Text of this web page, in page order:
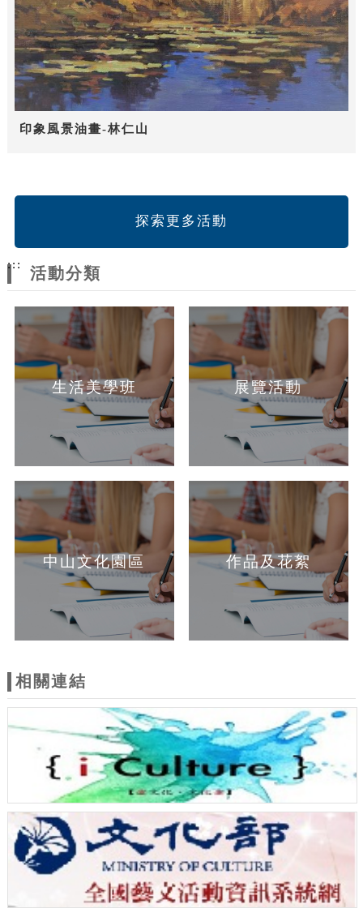
印象風景油畫-林仁山
探索更多活動
:::
活動分類
生活美學班 展覽活動
中山文化園區 作品及花絮
相關連結